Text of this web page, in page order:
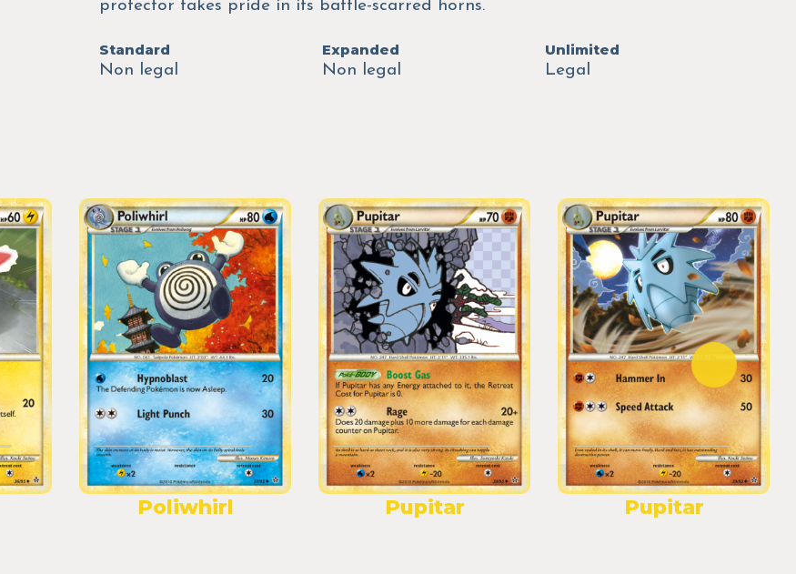
protector takes pride in its battle-scarred horns.
Standard
Non legal
Expanded
Non legal
Unlimited
Legal
Poliwhirl Pupitar Pupitar